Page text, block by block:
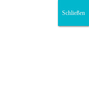
Schließen
Schließen
Schließen